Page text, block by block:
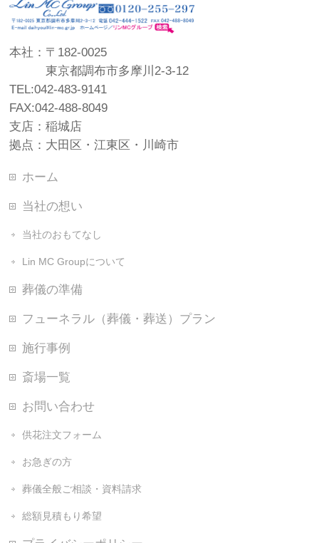
本社：〒182-0025
東京都調布市多摩川2-3-12
TEL:042-483-9141
FAX:042-488-8049
支店：稲城店
拠点：大田区・江東区・川崎市
ホーム
当社の想い
当社のおもてなし
Lin MC Groupについて
葬儀の準備
フューネラル（葬儀・葬送）プラン
施行事例
斎場一覧
お問い合わせ
供花注文フォーム
お急ぎの方
葬儀全般ご相談・資料請求
総額見積もり希望